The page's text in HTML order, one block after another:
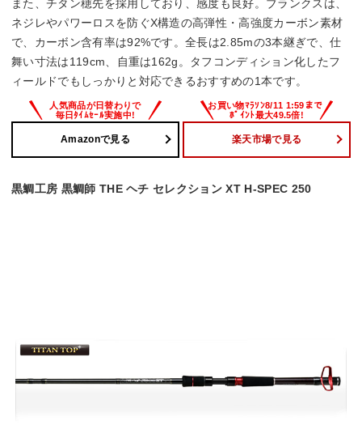
また、チタン穂先を採用しており、感度も良好。ブランクスは、
ネジレやパワーロスを防ぐX構造の高弾性・高強度カーボン素材
で、カーボン含有率は92%です。全長は2.85mの3本継ぎで、仕
舞い寸法は119cm、自重は162g。タフコンディション化したフ
ィールドでもしっかりと対応できるおすすめの1本です。
Amazonで見る 楽天市場で見る
黒鯛工房 黒鯛師 THE ヘチ セレクション XT H-SPEC 250